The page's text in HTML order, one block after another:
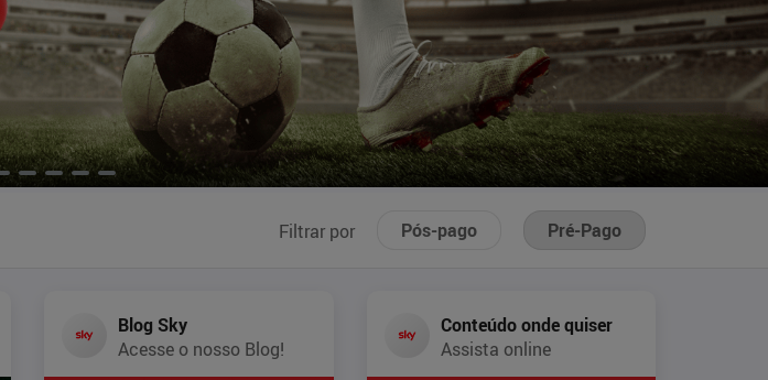
Filtrar por Pós-pago Pré-Pago
Blog Sky
Acesse o nosso Blog!
Conteúdo onde quiser
Assista online